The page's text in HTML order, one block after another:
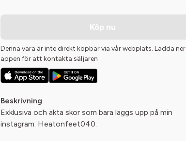
Köp nu
Denna vara är inte direkt köpbar via vår webplats. Ladda ner
appen för att kontakta säljaren
Beskrivning
Exklusiva och äkta skor som bara läggs upp på min
instagram: Heatonfeet040.